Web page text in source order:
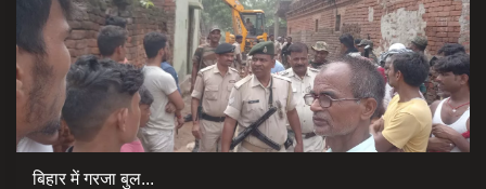
बिहार में गरजा बुल...